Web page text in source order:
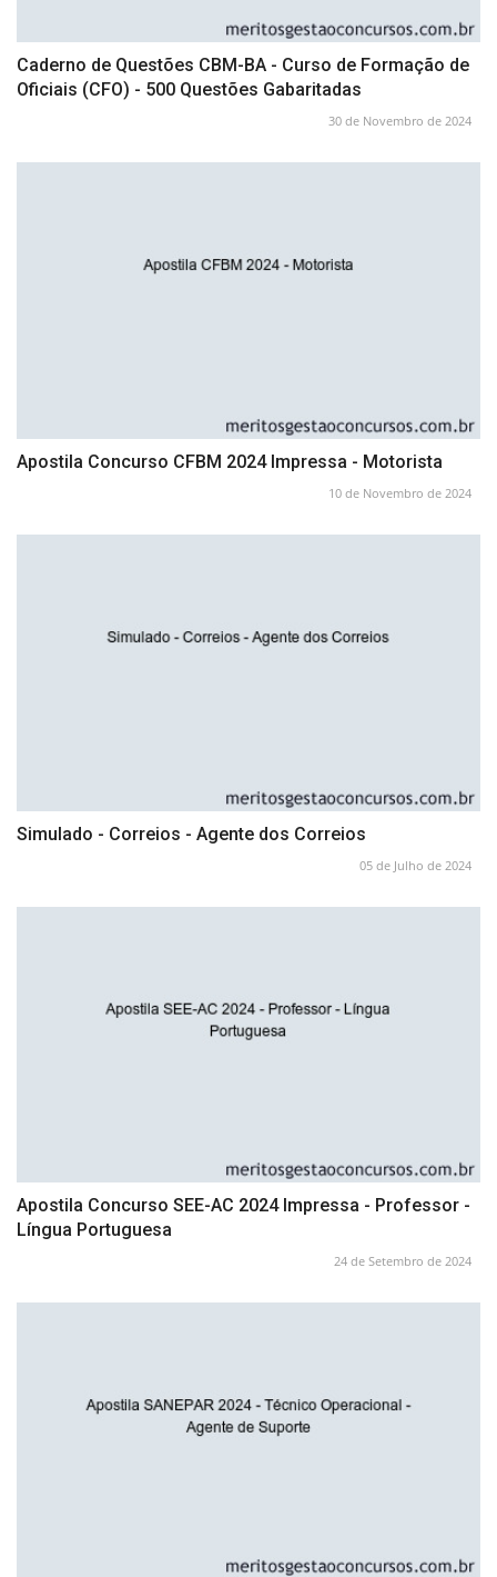
Caderno de Questões CBM-BA - Curso de Formação de
Oficiais (CFO) - 500 Questões Gabaritadas
30 de Novembro de 2024
Apostila Concurso CFBM 2024 Impressa - Motorista
10 de Novembro de 2024
Simulado - Correios - Agente dos Correios
05 de Julho de 2024
Apostila Concurso SEE-AC 2024 Impressa - Professor -
Língua Portuguesa
24 de Setembro de 2024